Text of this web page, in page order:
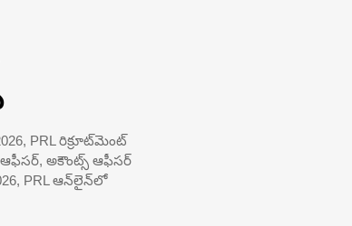
PRL రిక్రూట్‌మెంట్
ఆఫీసర్, అకౌంట్స్ ఆఫీసర్
PRL ఆన్‌లైన్‌లో